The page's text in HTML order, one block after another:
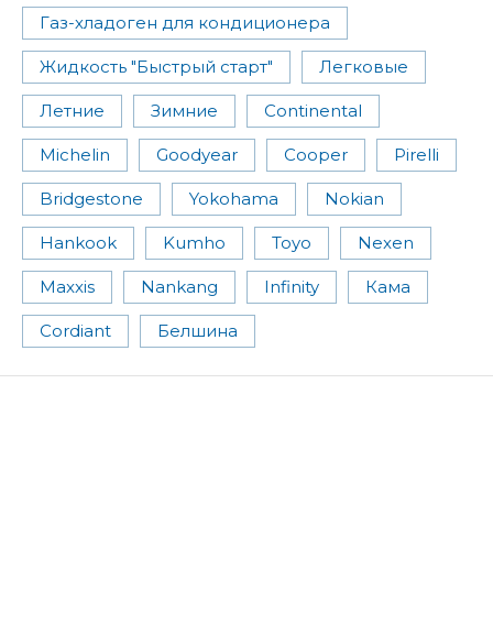
Газ-хладоген для кондиционера
Жидкость "Быстрый старт" Легковые
Летние Зимние Continental
Michelin Goodyear Cooper Pirelli
Bridgestone Yokohama Nokian
Hankook Kumho Toyo Nexen
Maxxis Nankang Infinity Кама
Cordiant Белшина